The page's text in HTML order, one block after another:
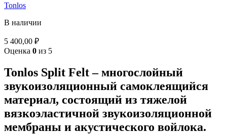
Tonlos
В наличии
5 400,00 ₽
Оценка 0 из 5
Tonlos Split Felt – многослойный
звукоизоляционный самоклеящийся
материал, состоящий из тяжелой
вязкоэластичной звукоизоляционной
мембраны и акустического войлока.